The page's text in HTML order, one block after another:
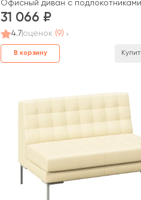
Офисный диван с
31 066
4.7 оценок (9)
В корзину